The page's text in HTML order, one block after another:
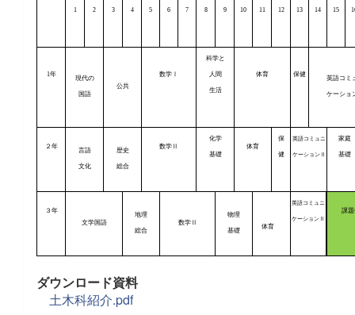
1 2 3 4 5 6 7 8 9 10 11 12 13 14 15
1年
現代の
国語
公共
数学 Ⅰ
科学と
人間
生活
体育 保健
英語コミ
ケーショ
２年
言語
文化
歴史
総合
数学 Ⅱ
化学
基礎
体育
保
健
英語コミュニ
ケーションⅡ
家庭
基礎
３年
文学国語
地理
総合
数学Ⅱ
物理
基礎
体育
英語コミュニ
ケーション
課
ダウンロード資料
土木科紹介.pdf